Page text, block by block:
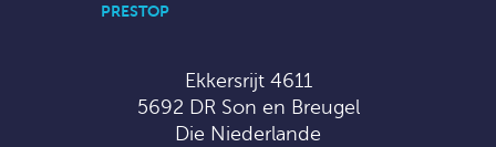
PRESTOP
Ekkersrijt 4611
5692 DR Son en Breugel
Die Niederlande